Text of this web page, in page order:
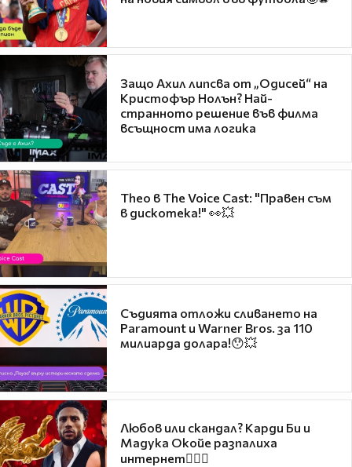
Защо Ахил липсва от „Одисей“ на
Кристофър Нолън? Най-
странното решение във филма
всъщност има логика
Theo в The Voice Cast: "Правен съм
в дискотека!" 👀💥
Съдията отложи сливането на
Paramount и Warner Bros. за 110
милиарда долара!😯💥
Любов или скандал? Карди Би и
Мадука Окойе разпалиха
интернет❤️‍🔥🔥